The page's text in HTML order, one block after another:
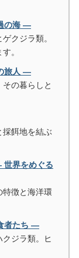
の海 ―
クジラ類。
。
旅人 ―
の暮らしと
餌地を結ぶ
世界をめぐる
特徴と海洋環
者たち ―
ジラ類。ヒ